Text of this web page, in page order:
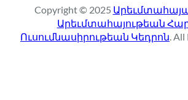
c
h
Copyright © 2025
Արեւմտահայութեան
Ուսումնասիրութեան Կեդրոն .